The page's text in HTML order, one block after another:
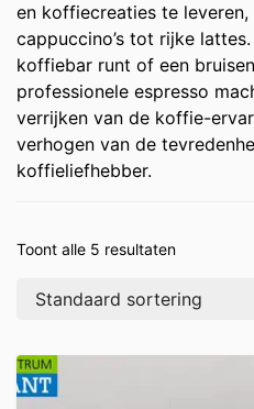
en koffiecreaties te
cappuccino’s tot rijke
koffiebar runt of een
professionele espresso
verrijken van de koffie-
verhogen van de
koffieliefhebber.
Toont alle 5 resultaten